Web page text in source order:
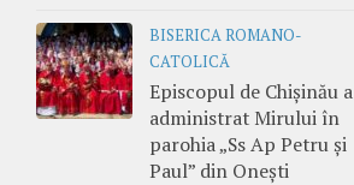
BISERICA ROMANO-
CATOLICĂ
Episcopul de Chișinău a
administrat Mirului în
parohia „Ss Ap Petru și
Paul” din Onești